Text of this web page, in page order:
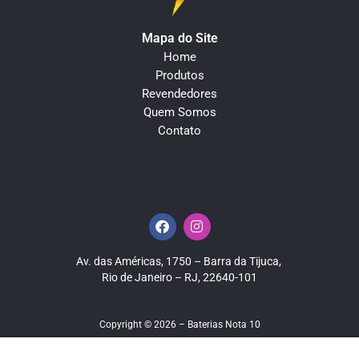
Mapa do Site
Home
Produtos
Revendedores
Quem Somos
Contato
Av. das Américas, 1750 – Barra da Tijuca,
Rio de Janeiro – RJ, 22640-101
Copyright © 2026 – Baterias Nota 10